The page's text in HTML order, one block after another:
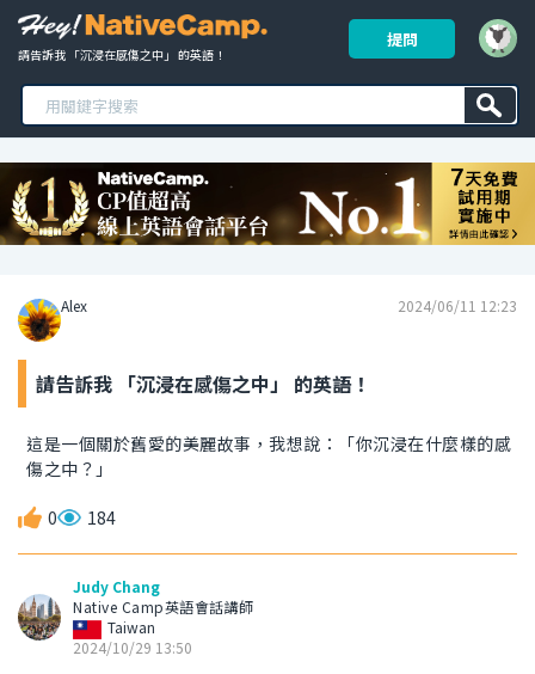
請告訴我 「沉浸在感傷之中」 的英語！
提問
Alex 2024/06/11 12:23
請告訴我 「沉浸在感傷之中」 的英語！
這是一個關於舊愛的美麗故事，我想說：「你沉浸在什麼樣的感
傷之中？」
0 184
Judy Chang
Native Camp英語會話講師
Taiwan
2024/10/29 13:50